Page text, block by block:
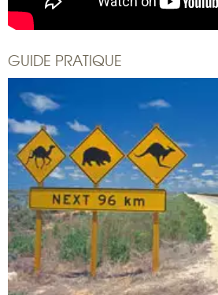
GUIDE PRATIQUE